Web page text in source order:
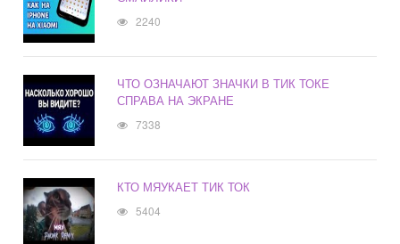
2240
ЧТО ОЗНАЧАЮТ ЗНАЧКИ В ТИК ТОКЕ
СПРАВА НА ЭКРАНЕ
7338
КТО МЯУКАЕТ ТИК ТОК
5404